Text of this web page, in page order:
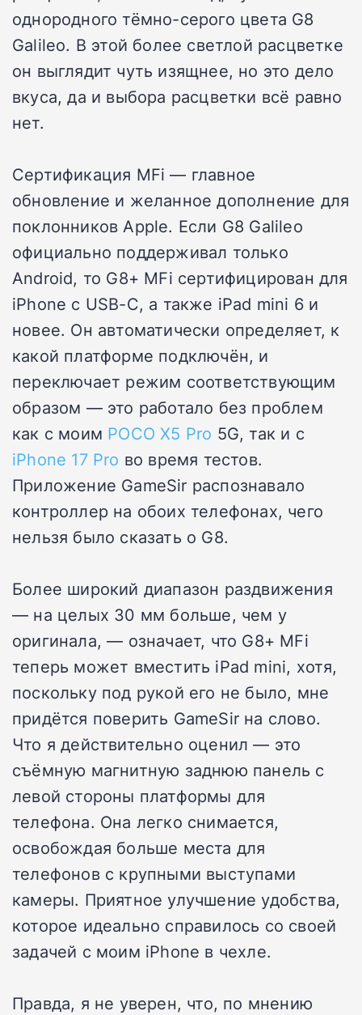
однородного тёмно-серого цвета G8
Galileo. В этой более светлой расцветке
он выглядит чуть изящнее, но это дело
вкуса, да и выбора расцветки всё равно
нет.
Сертификация MFi — главное
обновление и желанное дополнение для
поклонников Apple. Если G8 Galileo
официально поддерживал только
Android, то G8+ MFi сертифицирован для
iPhone с USB-C, а также iPad mini 6 и
новее. Он автоматически определяет, к
какой платформе подключён, и
переключает режим соответствующим
образом — это работало без проблем
как с моим POCO X5 Pro 5G, так и с
iPhone 17 Pro во время тестов.
Приложение GameSir распознавало
контроллер на обоих телефонах, чего
нельзя было сказать о G8.
Более широкий диапазон раздвижения
— на целых 30 мм больше, чем у
оригинала, — означает, что G8+ MFi
теперь может вместить iPad mini, хотя,
поскольку под рукой его не было, мне
придётся поверить GameSir на слово.
Что я действительно оценил — это
съёмную магнитную заднюю панель с
левой стороны платформы для
телефона. Она легко снимается,
освобождая больше места для
телефонов с крупными выступами
камеры. Приятное улучшение удобства,
которое идеально справилось со своей
задачей с моим iPhone в чехле.
Правда, я не уверен, что, по мнению